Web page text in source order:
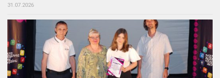
31.07.2026